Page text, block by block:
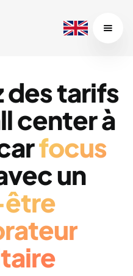
des tarifs
center à
focus
un